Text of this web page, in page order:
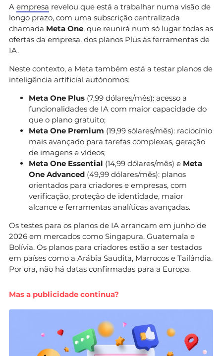
A empresa revelou que está a trabalhar numa visão de
longo prazo, com uma subscrição centralizada
chamada Meta One, que reunirá num só lugar todas as
ofertas da empresa, dos planos Plus às ferramentas de
IA.
Neste contexto, a Meta também está a testar planos de
inteligência artificial autónomos:
Meta One Plus (7,99 dólares/mês): acesso a
funcionalidades de IA com maior capacidade do
que o plano gratuito;
Meta One Premium (19,99 sólares/mês): raciocínio
mais avançado para tarefas complexas, geração
de imagens e vídeos;
Meta One Essential (14,99 dólares/mês) e Meta
One Advanced (49,99 dólares/mês): planos
orientados para criadores e empresas, com
verificação, proteção de identidade, maior
alcance e ferramentas analíticas avançadas.
Os testes para os planos de IA arrancam em junho de
2026 em mercados como Singapura, Guatemala e
Bolívia. Os planos para criadores estão a ser testados
em países como a Arábia Saudita, Marrocos e Tailândia.
Por ora, não há datas confirmadas para a Europa.
Mas a publicidade continua?